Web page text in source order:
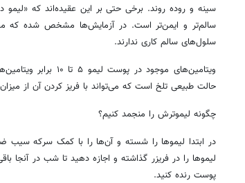
سینه و روده روند. برخی حتی بر این عقیده‌اند که «لیمو
سالم‌تر و ایمن‌تر است. در آزمایش‌ها مشخص شده که
سلول‌های سالم کاری ندارند.
ویتامین‌های موجود
حالت طبیعی تلخ است که می‌تواند با فریز کردن آن از
چگونه لیموترش را منجمد کنیم؟
در ابتدا لیموها را شسته و آن‌ها را با کمک سرکه
لیموها را در فریزر گذاشته و اجازه دهید تا شب در آنجا
پوست رنده کنید.